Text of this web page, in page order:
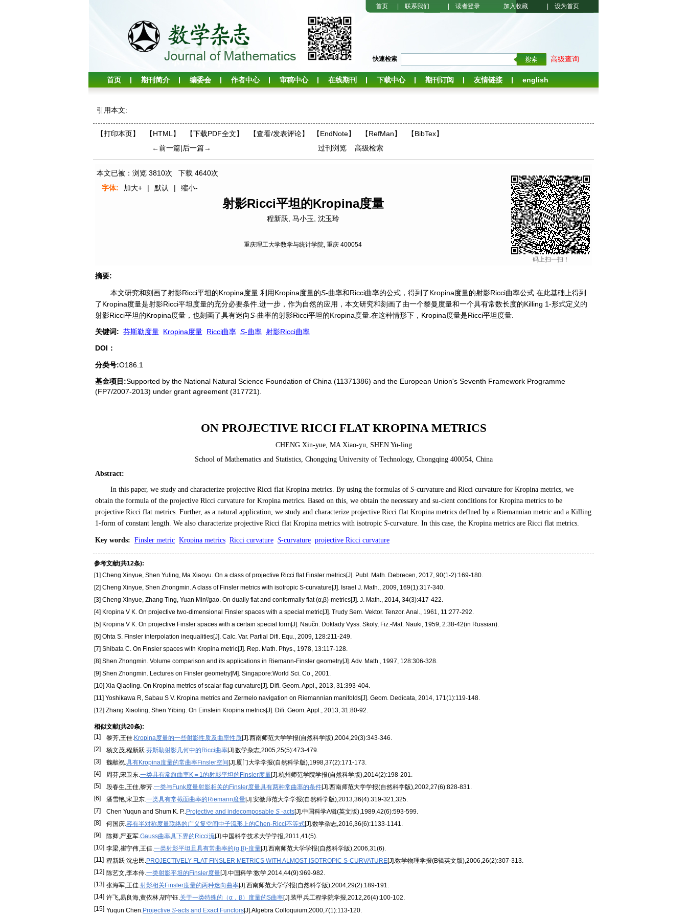
首页 联系我们 读者登录 加入收藏 设为首页
快速检索 高级查询
首页 期刊简介 编委会 作者中心 审稿中心 在线期刊 下载中心 期刊订阅 友情链接 english
引用本文:
【打印本页】 【HTML】 【下载PDF全文】 【查看/发表评论】 【EndNote】 【RefMan】
【BibTex】
←前一篇|后一篇→ 过刊浏览 高级检索
本文已被：浏览 3810次 下载 4640次
码上扫一扫！
字体: 加大+ | 默认 | 缩小-
射影Ricci平坦的Kropina度量
程新跃, 马小玉 沈玉玲
重庆理工大学数学与统计学院, 重庆 400054
摘要:
本文研究和刻画了射影Ricci平坦的Kropina度量.利用Kropina度量的S-曲率和Ricci曲率的公式，得到了Kropina度量的射影Ricci曲率公式.在此基础上得到
了Kropina度量是射影Ricci平坦度量的充分必要条件.进一步，作为自然的应用，本文研究和刻画了由一个黎曼度量和一个具有常数长度的Killing 1-形式定义的
射影Ricci平坦的Kropina度量，也刻画了具有迷向S-曲率的射影Ricci平坦的Kropina度量.在这种情形下，Kropina度量是Ricci平坦度量.
关键词: 芬斯勒度量 Kropina度量 Ricci曲率 S-曲率 射影Ricci曲率
DOI：
分类号:O186.1
基金项目:Supported by the National Natural Science Foundation of China (11371386) and the European Union's Seventh Framework Programme
(FP7/2007-2013) under grant agreement (317721).
ON PROJECTIVE RICCI FLAT KROPINA METRICS
CHENG Xin-yue, MA Xiao-yu, SHEN Yu-ling
School of Mathematics and Statistics, Chongqing University of Technology, Chongqing 400054, China
Abstract:
In this paper, we study and characterize projective Ricci flat Kropina metrics. By using the formulas of S-curvature and Ricci curvature for Kropina metrics, we
obtain the formula of the projective Ricci curvature for Kropina metrics. Based on this, we obtain the necessary and su-cient conditions for Kropina metrics to be
projective Ricci flat metrics. Further, as a natural application, we study and characterize projective Ricci flat Kropina metrics deflned by a Riemannian metric and a Killing
1-form of constant length. We also characterize projective Ricci flat Kropina metrics with isotropic S-curvature. In this case, the Kropina metrics are Ricci flat metrics.
Key words: Finsler metric Kropina metrics Ricci curvature S-curvature projective Ricci curvature
参考文献(共12条):
[1] Cheng Xinyue, Shen Yuling, Ma Xiaoyu. On a class of projective Ricci flat Finsler metrics[J]. Publ. Math. Debrecen, 2017, 90(1-2):169-180.
[2] Cheng Xinyue, Shen Zhongmin. A class of Finsler metrics with isotropic S-curvature[J]. Israel J. Math., 2009, 169(1):317-340.
[3] Cheng Xinyue, Zhang Ting, Yuan Min\'gao. On dually flat and conformally flat (α,β)-metrics[J]. J. Math., 2014, 34(3):417-422.
[4] Kropina V K. On projective two-dimensional Finsler spaces with a special metric[J]. Trudy Sem. Vektor. Tenzor. Anal., 1961, 11:277-292.
[5] Kropina V K. On projective Finsler spaces with a certain special form[J]. Naučn. Doklady Vyss. Skoly, Fiz.-Mat. Nauki, 1959, 2:38-42(in Russian).
[6] Ohta S. Finsler interpolation inequalities[J]. Calc. Var. Partial Difi. Equ., 2009, 128:211-249.
[7] Shibata C. On Finsler spaces with Kropina metric[J]. Rep. Math. Phys., 1978, 13:117-128.
[8] Shen Zhongmin. Volume comparison and its applications in Riemann-Finsler geometry[J]. Adv. Math., 1997, 128:306-328.
[9] Shen Zhongmin. Lectures on Finsler geometry[M]. Singapore:World Sci. Co., 2001.
[10] Xia Qiaoling. On Kropina metrics of scalar flag curvature[J]. Difi. Geom. Appl., 2013, 31:393-404.
[11] Yoshikawa R, Sabau S V. Kropina metrics and Zermelo navigation on Riemannian manifolds[J]. Geom. Dedicata, 2014, 171(1):119-148.
[12] Zhang Xiaoling, Shen Yibing. On Einstein Kropina metrics[J]. Difi. Geom. Appl., 2013, 31:80-92.
相似文献(共20条):
[1]
黎芳,王佳.Kropina度量的一些射影性质及曲率性质[J].西南师范大学学报(自然科学版),2004,29(3):343-346.
[2]
杨文茂,程新跃.芬斯勒射影几何中的Ricci曲率[J].数学杂志,2005,25(5):473-479.
[3]
魏献祝.具有Kropina度量的常曲率Finsler空间 [J].厦门大学学报(自然科学版),1998,37(2):171-173.
[4]
周芬,宋卫东.一类具有常旗曲率K＝1的射影平坦的Finsler度量[J].杭州师范学院学报(自然科学版),2014(2):198-201.
[5]
段春生,王佳,黎芳.一类与Funk度量射影相关的Finsler度量具有两种常曲率的条件[J].西南师范大学学报(自然科学版),2002,27(6):828-831.
[6]
潘雪艳,宋卫东.一类具有常截面曲率的Riemann度量[J].安徽师范大学学报(自然科学版),2013,36(4):319-321,325.
[7]
Chen Yuqun and Shum K. P..Projective and indecomposable S -acts[J].中国科学A辑(英文版),1989,42(6):593-599.
[8]
何国庆.容有半对称度量联络的广义复空间中子流形上的Chen-Ricci不等式[J].数学杂志,2016,36(6):1133-1141.
[9]
陈卿,严亚军.Gauss曲率具下界的Ricci流[J].中国科学技术大学学报,2011,41(5).
[10] 李梁,崔宁伟,王佳.一类射影平坦且具有常曲率的(α,β)-度量[J].西南师范大学学报(自然科学版),2006,31(6).
[11] 程新跃 沈忠民.PROJECTIVELY FLAT FINSLER METRICS WITH ALMOST ISOTROPIC S-CURVATURE[J].数学物理学报(B辑英文版),2006,26(2):307-313.
[12] 陈艺文,李本伶.一类射影平坦的Finsler度量[J].中国科学:数学,2014,44(9):969-982.
[13] 张海军,王佳.射影相关Finsler度量的两种迷向曲率[J].西南师范大学学报(自然科学版),2004,29(2):189-191.
[14] 许飞,易良海,黄依林,胡守钰.关于一类特殊的（α，β）度量的S曲率[J].装甲兵工程学院学报,2012,26(4):100-102.
[15] Yuqun Chen.Projective S-acts and Exact Functors[J].Algebra Colloquium,2000,7(1):113-120.